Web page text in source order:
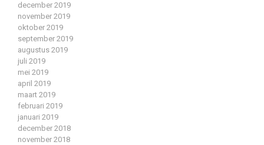
december 2019
november 2019
oktober 2019
september 2019
augustus 2019
juli 2019
mei 2019
april 2019
maart 2019
februari 2019
januari 2019
december 2018
november 2018